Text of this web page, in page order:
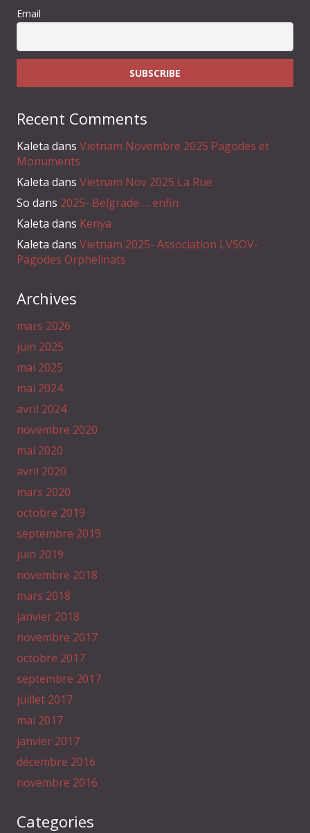
Email
Recent Comments
Kaleta dans Vietnam Novembre 2025 Pagodes et
Monuments
Kaleta dans Vietnam Nov 2025 La Rue
So dans 2025- Belgrade … enfin
Kaleta dans Kenya
Kaleta dans Vietnam 2025- Association LVSOV-
Pagodes Orphelinats
Archives
mars 2026
juin 2025
mai 2025
mai 2024
avril 2024
novembre 2020
mai 2020
avril 2020
mars 2020
octobre 2019
septembre 2019
juin 2019
novembre 2018
mars 2018
janvier 2018
novembre 2017
octobre 2017
septembre 2017
juillet 2017
mai 2017
janvier 2017
décembre 2016
novembre 2016
Categories